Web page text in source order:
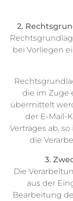
2.
bei Vorliegen
die im Zuge
übermittelt
der E-Mail-
Vertrages ab,
die
3.
Die
aus der
Bearbeitung